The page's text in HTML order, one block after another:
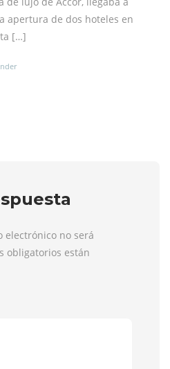
apertura de dos hoteles en
[…]
electrónico no será
obligatorios están